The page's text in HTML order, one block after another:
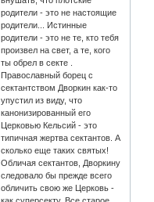
родители - это не настоящие
родители... Истинные
родители - это не те, кто тебя
произвел на свет, а те, кого
ты обрел в секте .
Православный борец с
сектантством Дворкин как-то
упустил из виду, что
канонизированный его
Церковью Кельсий - это
типичная жертва сектантов. А
сколько еще таких святых!
Обличая сектантов, Дворкину
следовало бы прежде всего
обличить свою же Церковь -